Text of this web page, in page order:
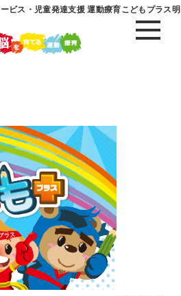
ビス・児童発達支援 運動療育こどもプラス明